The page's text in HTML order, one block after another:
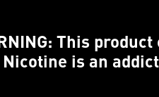
This
Nicotine is an